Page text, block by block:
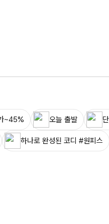
~45% 오늘 출발
하나로 완성된 코디 #원피스